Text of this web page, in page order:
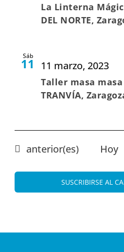
La Linterna
DEL NORTE,
Sáb
11 11 marzo, 2023
Taller masa masa
TRANVÍA,
Eventos
anterior(es) Hoy
SUSCRIBIRSE AL